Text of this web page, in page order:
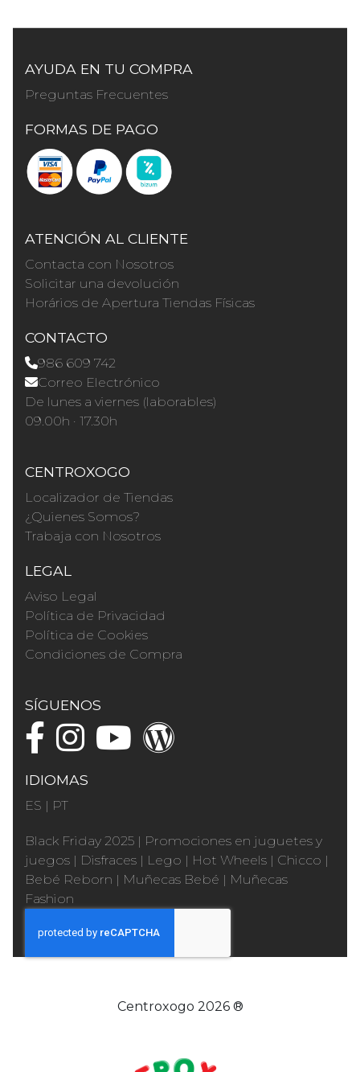
AYUDA EN TU COMPRA
Preguntas Frecuentes
FORMAS DE PAGO
ATENCIÓN AL CLIENTE
Contacta con Nosotros
Solicitar una devolución
Horários de Apertura Tiendas Físicas
CONTACTO
986 609 742
Correo Electrónico
De lunes a viernes (laborables)
09.00h · 17.30h
CENTROXOGO
Localizador de Tiendas
¿Quienes Somos?
Trabaja con Nosotros
LEGAL
Aviso Legal
Política de Privacidad
Política de Cookies
Condiciones de Compra
SÍGUENOS
IDIOMAS
ES | PT
Black Friday 2025 | Promociones en juguetes y
juegos | Disfraces | Lego | Hot Wheels | Chicco |
Bebé Reborn | Muñecas Bebé | Muñecas
Fashion
Centroxogo 2026 ®